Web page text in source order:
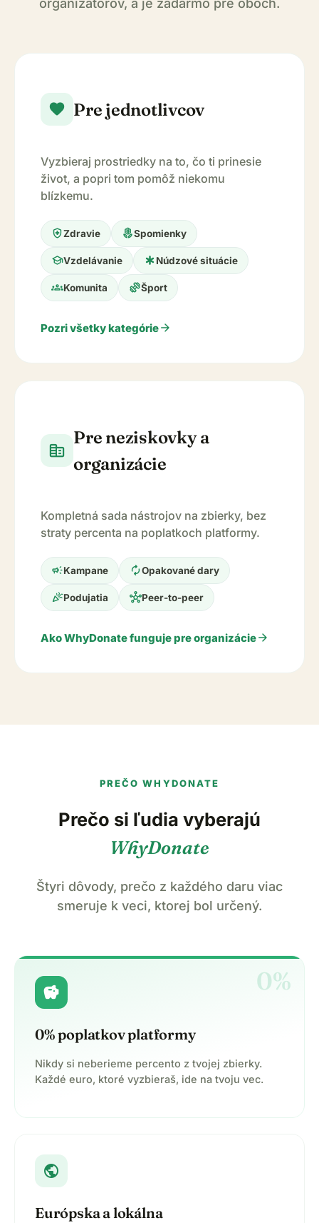
organizátorov, a je zadarmo pre oboch.
favorite Pre jednotlivcov
Vyzbieraj prostriedky na to, čo ti prinesie
život, a popri tom pomôž niekomu
blízkemu.
health_and_safetyZdravie local_floristSpomienky
schoolVzdelávanie emergency Núdzové situácie
groupsKomunita exerciseŠport
Pozri všetky kategóriearrow_forward
corporate_fare
Pre neziskovky a
organizácie
Kompletná sada nástrojov na zbierky, bez
straty percenta na poplatkoch platformy.
campaignKampane autorenewOpakované dary
celebrationPodujatia hubPeer-to-peer
Ako WhyDonate funguje pre organizáciearrow_forward
PREČO WHYDONATE
Prečo si ľudia vyberajú
WhyDonate
Štyri dôvody, prečo z každého daru viac
smeruje k veci, ktorej bol určený.
0%
savings
0% poplatkov platformy
Nikdy si neberieme percento z tvojej zbierky.
Každé euro, ktoré vyzbieraš, ide na tvoju vec.
public
Európska a lokálna